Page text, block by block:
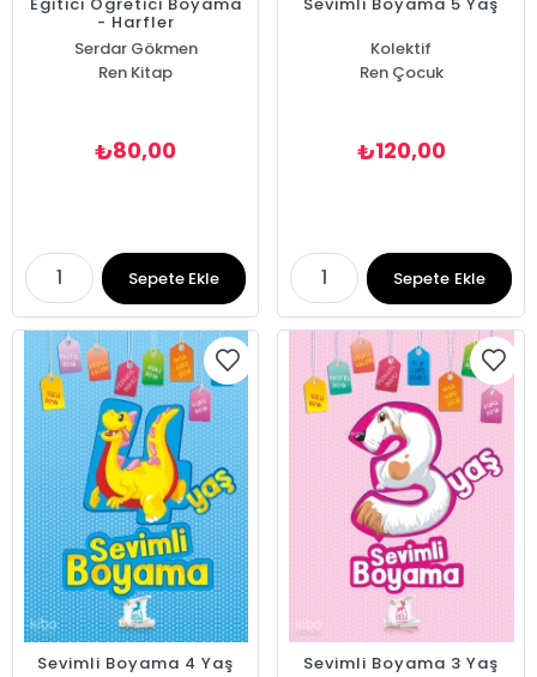
- Harfler
Serdar Gökmen
Ren Kitap
₺80,00
Sepete Ekle
Kolektif
Ren Çocuk
₺120,00
Sepete Ekle
Sevimli Boyama 4 Yaş Sevimli Boyama 3 Yaş